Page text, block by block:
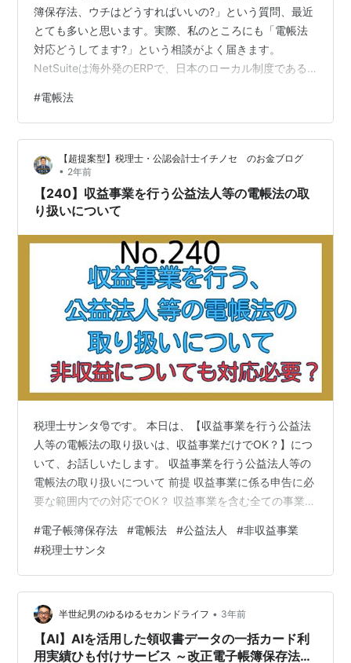
簿保存法、ウチはどうすればいいの?」という質問、最近
とても多いと思います。実際、私のところにも「電帳法
対応どうしてます?」という相談がよく届きます。
NetSuiteは海外発のERPで、日本のローカル制度である
となると、当然カスタマイズの出番です。ただ、いきな
り「SuiteScriptで作りましょう」と飛びつくと、後から
「あれ、要件満たせてないかも」となりがちです。 この
記事では、制度の前提から方式設計、実装ポイント、運
用上の落とし穴まで、現場で実際に役立つ形でまとめま
す。読み終えたとき…
#電帳法
【超提案型】税理士・公認会計士イチノセ のお金ブログ
• 2年前
【240】収益事業を行う公益法人等の電帳法の取
り扱いについて
税理士サンタ🎅です。 本日は、【収益事業を行う公益法
人等の電帳法の取り扱いは、収益事業だけでOK？】につ
いて、お話しいたします。 収益事業を行う公益法人等の
電帳法の取り扱いについて 前提 収益事業に係る申告に必
要な範囲内での対応でOK？ 収益事業を含む全ての事業の
存しなければならない！ 収益事業を行う公益法人等の電
帳法の取り扱いについて 電帳法の対応について、収益事
業を行う公益法人等の取り扱いについて、 電帳法におい
て電磁的記録の保存を行わなければならない電子取引の
取引情報は、 収益事業の取引に関するものか、 収益事業
を含む全ての事業の取引に関…
#電子帳簿保存法 #電帳法 #公益法人 #非収益事業
#税理士サンタ
半世紀男のゆるゆるセカンドライフ • 3年前
【AI】AIを活用した領収書データの一括カード利
用実績ひも付けサービス ～改正電子帳簿保存法